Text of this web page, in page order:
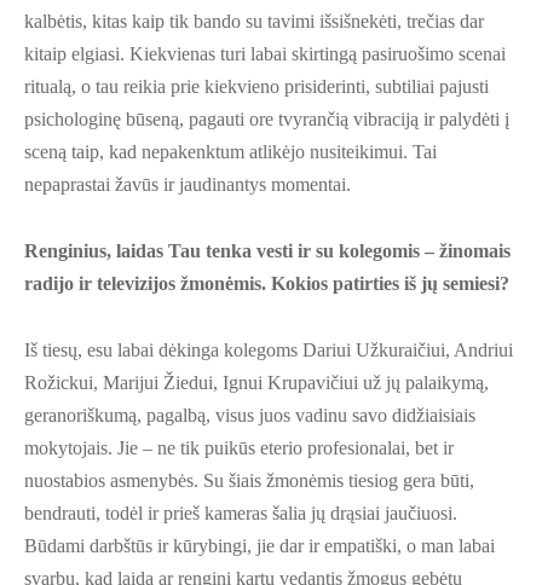
kalbėtis, kitas kaip tik bando su tavimi išsišnekėti, trečias dar
kitaip elgiasi. Kiekvienas turi labai skirtingą pasiruošimo scenai
ritualą, o tau reikia prie kiekvieno prisiderinti, subtiliai pajusti
psichologinę būseną, pagauti ore tvyrančią vibraciją ir palydėti į
sceną taip, kad nepakenktum atlikėjo nusiteikimui. Tai
nepaprastai žavūs ir jaudinantys momentai.
Renginius, laidas Tau tenka vesti ir su kolegomis – žinomais
radijo ir televizijos žmonėmis. Kokios patirties iš jų semiesi?
Iš tiesų, esu labai dėkinga kolegoms Dariui Užkuraičiui, Andriui
Rožickui, Marijui Žiedui, Ignui Krupavičiui už jų palaikymą,
geranoriškumą, pagalbą, visus juos vadinu savo didžiaisiais
mokytojais. Jie – ne tik puikūs eterio profesionalai, bet ir
nuostabios asmenybės. Su šiais žmonėmis tiesiog gera būti,
bendrauti, todėl ir prieš kameras šalia jų drąsiai jaučiuosi.
Būdami darbštūs ir kūrybingi, jie dar ir empatiški, o man labai
svarbu, kad laidą ar renginį kartu vedantis žmogus gebėtų